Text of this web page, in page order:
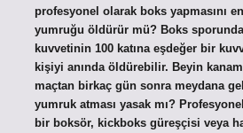
profesyonel olarak boks yapmasını
yumruğu öldürür mü? Boks
kuvvetinin 100 katına eşdeğer bir
kişiyi anında öldürebilir. Beyin
maçtan birkaç gün sonra meydana
yumruk atması yasak mı?
bir boksör, kickboks güreşçisi veya